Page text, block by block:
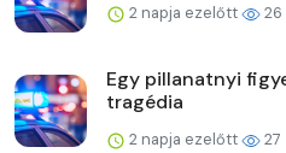
2 napja ezelőtt 26
Egy pillanatnyi
tragédia
2 napja ezelőtt 27